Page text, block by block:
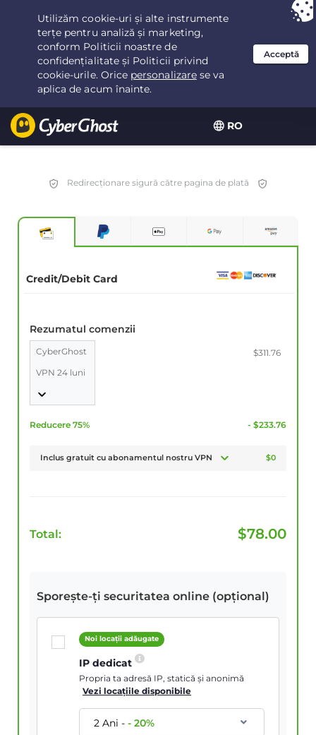
RO
Ai ales:Cea mai bună ofertăpentru 3.3333333333333ani la $
/lună
Redirecționare sigură către pagina de plată
Credit/Debit Card
Rezumatul comenzii
CyberGhost
VPN 24 luni
$311.76
Reducere 75% - $233.76
Inclus gratuit cu abonamentul nostru VPN $0
Total: $78.00
Sporește-ți securitatea online (opțional)
Noi locații adăugate
IP dedicat
Propria ta adresă IP, statică și anonimă
Vezi locațiile disponibile
2 Ani--20%